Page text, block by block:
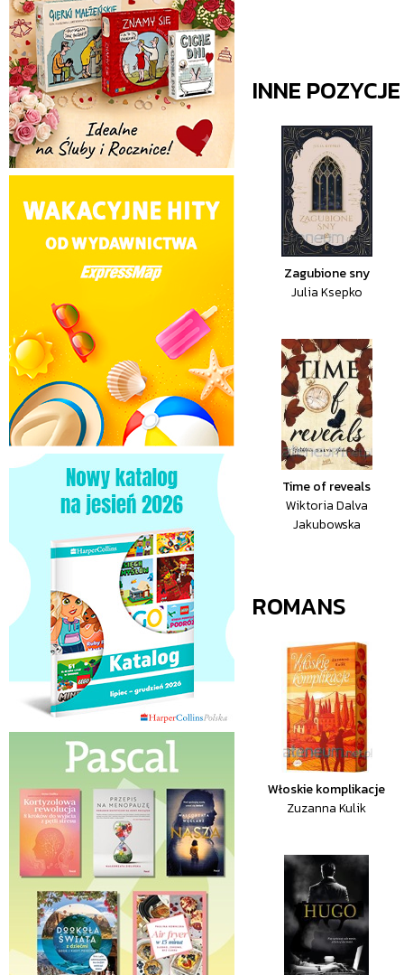
INNE
Zagubione sny
Julia Ksepko
Time of reveals
Wiktoria Dalva
Jakubowska
ROMANS
Włoskie komplikacje
Zuzanna Kulik